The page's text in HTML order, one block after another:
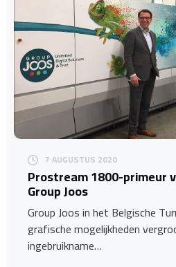
7 AUGUSTUS 2020
Prostream 1800-primeur
Group Joos
Group Joos in het Belgische
grafische mogelijkheden
ingebruikname…